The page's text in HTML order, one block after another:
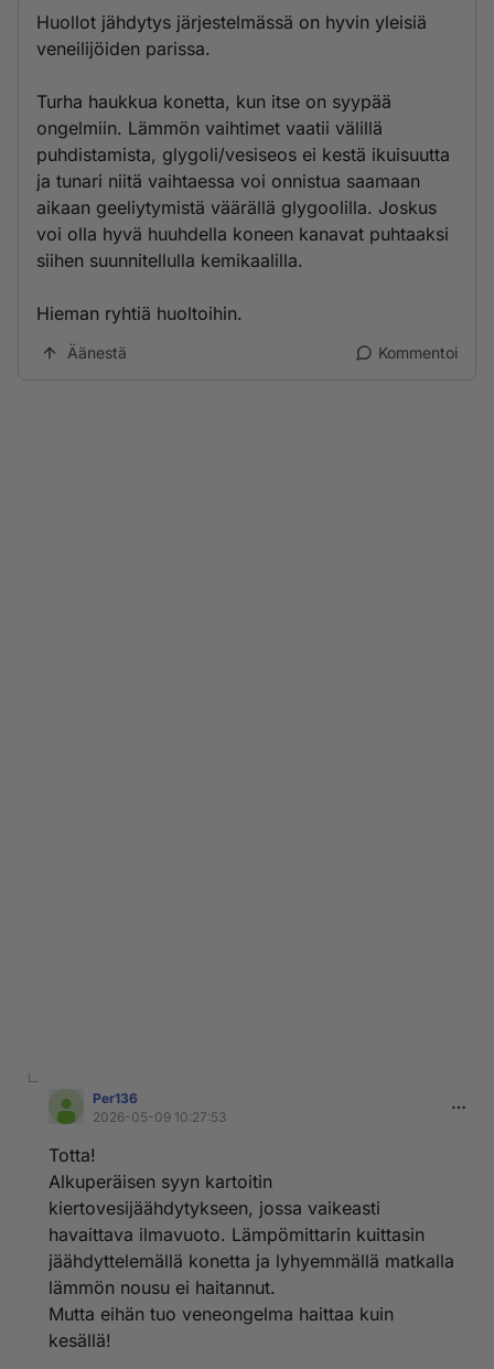
Huollot jähdytys järjestelmässä on hyvin yleisiä
veneilijöiden parissa.
Turha haukkua konetta, kun itse on syypää
ongelmiin. Lämmön vaihtimet vaatii välillä
puhdistamista, glygoli/vesiseos ei kestä ikuisuutta
ja tunari niitä vaihtaessa voi onnistua saamaan
aikaan geeliytymistä väärällä glygoolilla. Joskus
voi olla hyvä huuhdella koneen kanavat puhtaaksi
siihen suunnitellulla kemikaalilla.
Hieman ryhtiä huoltoihin.
Äänestä Kommentoi
Per136
2026-05-09 10:27:53
Totta!
Alkuperäisen syyn kartoitin
kiertovesijäähdytykseen, jossa vaikeasti
havaittava ilmavuoto. Lämpömittarin kuittasin
jäähdyttelemällä konetta ja lyhyemmällä matkalla
lämmön nousu ei haitannut.
Mutta eihän tuo veneongelma haittaa kuin
kesällä!